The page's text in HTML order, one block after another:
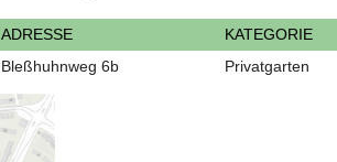
ADRESSE KATEGORIE
Bleßhuhnweg 6b Privatgarten